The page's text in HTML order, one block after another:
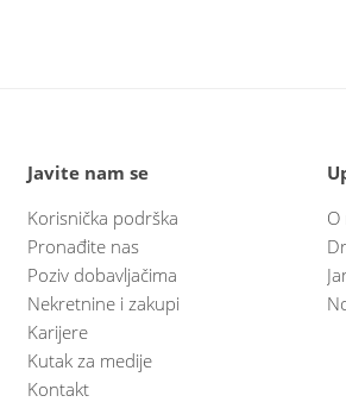
Javite nam se
Korisnička podrška
Pronađite nas
Poziv dobavljačima
Nekretnine i zakupi
Karijere
Kutak za medije
Kontakt
O